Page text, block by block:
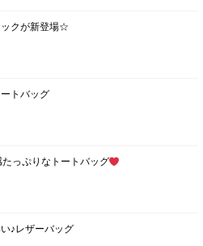
ックが新登場☆
トバッグ
っぷりなトートバッグ
♪レザーバッグ